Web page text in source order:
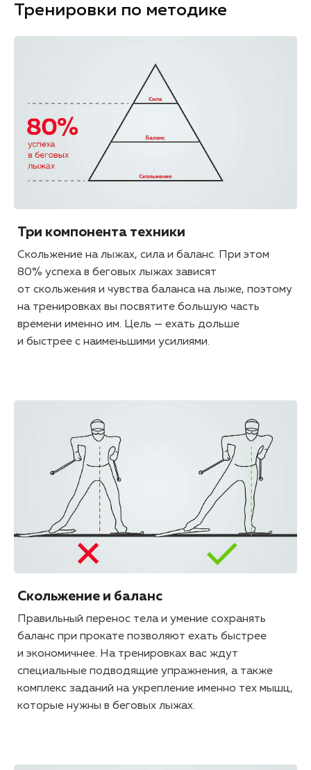
Тренировки по методике
Три компонента техники
Скольжение на лыжах, сила и баланс. При этом
80% успеха в беговых лыжах зависят
от скольжения и чувства баланса на лыже, поэтому
на тренировках вы посвятите большую часть
времени именно им. Цель — ехать дольше
и быстрее с наименьшими усилиями.
Скольжение и баланс
Правильный перенос тела и умение сохранять
баланс при прокате позволяют ехать быстрее
и экономичнее. На тренировках вас ждут
специальные подводящие упражнения, а также
комплекс заданий на укрепление именно тех мышц,
которые нужны в беговых лыжах.